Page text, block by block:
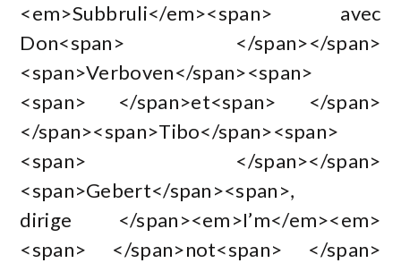
<em>Subbruli</em><span> avec
Don<span> </span></span>
<span>Verboven</span><span>
<span> </span>et<span> </span>
</span><span>Tibo</span><span>
<span> </span></span>
<span>Gebert</span><span>,
dirige </span><em>I’m</em><em>
<span> </span>not<span> </span>